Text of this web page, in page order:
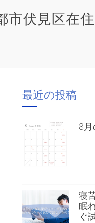
伏見区在住
最近の投稿
8
寝
眠
ぐ